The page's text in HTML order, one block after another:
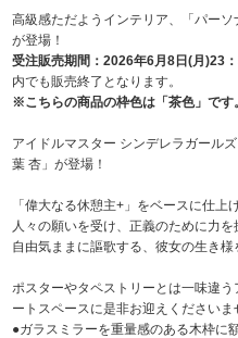
ラブライブ！シリーズ
ラブライブ！
ラブライブ！虹ヶ咲学園スクールア
ラブライブ！スーパースター!!
モフモフパレード
高級感ただようインテリア、「パーソ
が登場！
受注販売期間：2026年6月8日(月)23
内でも販売終了となります。
※こちらの商品の枠色は「茶色」です
アイドルマスター シンデレラガール
葉 杏」が登場！
「偉大なる休憩主+」をベースに仕上
人々の願いを受け、正義のために力を
自由気ままに謳歌する、彼女の生き様
ポスターやタペストリーとは一味違
ートスペースに是非お迎えくださいま
●ガラスミラーを重量感のある木枠に